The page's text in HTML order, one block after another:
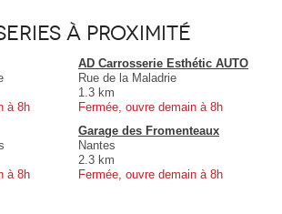
à proximité
à 8h
AD Carrosserie Esthétic AUTO
Rue de la Maladrie
1.3 km
Fermée, ouvre demain à 8h
à 8h
Garage des Fromenteaux
Nantes
2.3 km
Fermée, ouvre demain à 8h